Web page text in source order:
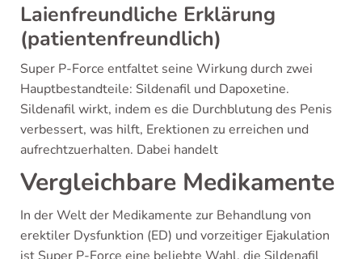
Laienfreundliche Erklärung
(patientenfreundlich)
Super P-Force entfaltet seine Wirkung durch zwei
Hauptbestandteile: Sildenafil und Dapoxetine.
Sildenafil wirkt, indem es die Durchblutung des Penis
verbessert, was hilft, Erektionen zu erreichen und
aufrechtzuerhalten. Dabei handelt
Vergleichbare Medikamente
In der Welt der Medikamente zur Behandlung von
erektiler Dysfunktion (ED) und vorzeitiger Ejakulation